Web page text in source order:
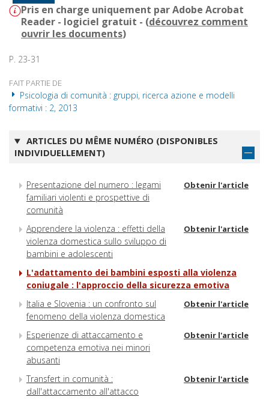
Pris en charge uniquement par Adobe Acrobat
Reader - logiciel gratuit - (découvrez comment
ouvrir les documents)
P. 23-31
FAIT PARTIE DE
Psicologia di comunità : gruppi, ricerca azione e modelli
formativi : 2, 2013
ARTICLES DU MÊME NUMÉRO (DISPONIBLES
INDIVIDUELLEMENT)
Presentazione del numero : legami
familiari violenti e prospettive di
comunità
Obtenir l'article
Apprendere la violenza : effetti della
violenza domestica sullo sviluppo di
bambini e adolescenti
Obtenir l'article
L'adattamento dei bambini esposti alla violenza
coniugale : l'approccio della sicurezza emotiva
Italia e Slovenia : un confronto sul
fenomeno della violenza domestica
Obtenir l'article
Esperienze di attaccamento e
competenza emotiva nei minori
abusanti
Obtenir l'article
Transfert in comunità :
dall'attaccamento all'attacco
Obtenir l'article